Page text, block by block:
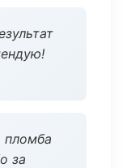
пломба
за